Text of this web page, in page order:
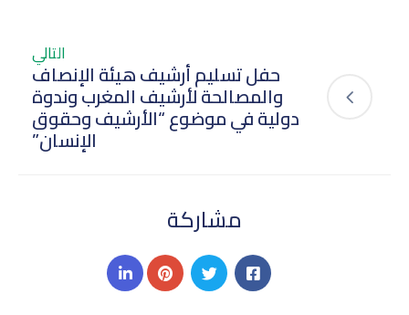
التالي
حفل تسليم أرشيف هيئة الإنصاف
والمصالحة لأرشيف المغرب وندوة
دولية في موضوع “الأرشيف وحقوق
الإنسان”
مشاركة